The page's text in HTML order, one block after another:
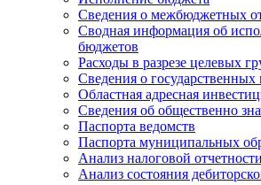
Сведения о межбюджетных
Сводная информация об
бюджетов
Расходы в разрезе целевых
Сведения о государственных
Областная адресная
Сведения об общественно
Паспорта ведомств
Паспорта муниципальных
Анализ налоговой отчетности
Анализ состояния